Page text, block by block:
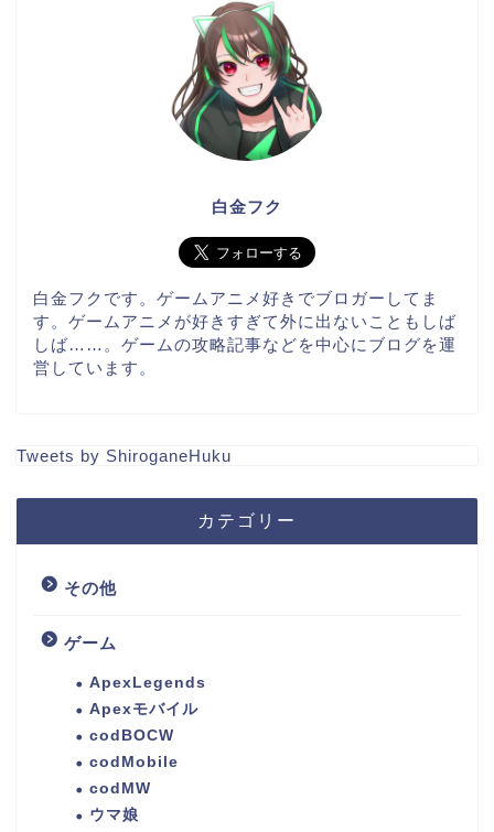
白金フク
白金フクです。ゲームアニメ好きでブロガーしてま
す。ゲームアニメが好きすぎて外に出ないこともしば
しば……。ゲームの攻略記事などを中心にブログを運
営しています。
Tweets by ShiroganeHuku
カテゴリー
その他
ゲーム
ApexLegends
Apexモバイル
codBOCW
codMobile
codMW
ウマ娘